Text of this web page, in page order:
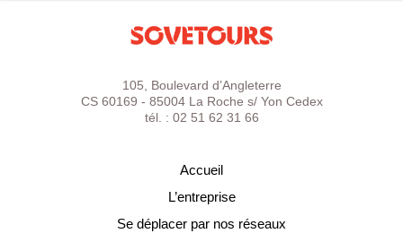
105, Boulevard d’Angleterre
CS 60169 - 85004 La Roche s/ Yon Cedex
tél. : 02 51 62 31 66
Accueil
L’entreprise
Se déplacer par nos réseaux